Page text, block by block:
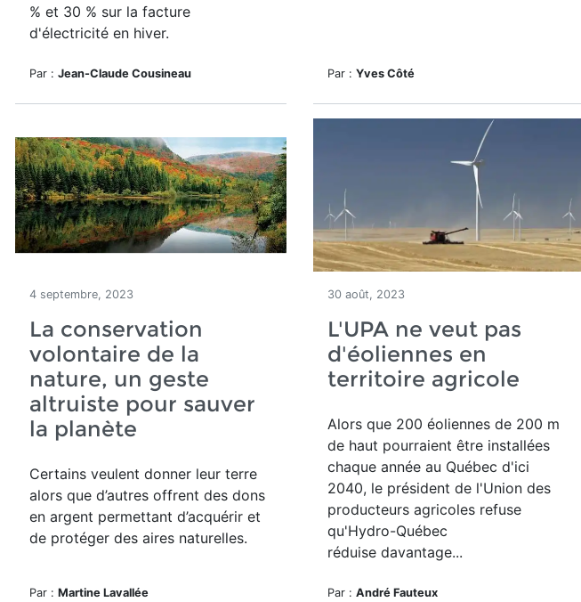
% et 30 % sur la facture
d'électricité en hiver.
Par : Jean-Claude Cousineau Par : Yves Côté
4 septembre, 2023
La conservation
volontaire de la
nature, un geste
altruiste pour sauver
la planète
Certains veulent donner leur terre
alors que d’autres offrent des dons
en argent permettant d’acquérir et
de protéger des aires naturelles.
Par : Martine Lavallée
30 août, 2023
L'UPA ne veut pas
d'éoliennes en
territoire agricole
Alors que 200 éoliennes de 200 m
de haut pourraient être installées
chaque année au Québec d'ici
2040, le président de l'Union des
producteurs agricoles refuse
qu'Hydro-Québec
réduise davantage...
Par : André Fauteux